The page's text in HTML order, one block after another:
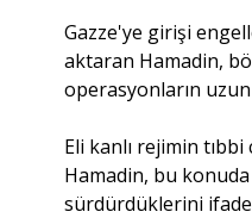
Gazze'ye girişi
aktaran Hamadin,
operasyonların uzun
Eli kanlı rejimin
Hamadin, bu konuda
sürdürdüklerini